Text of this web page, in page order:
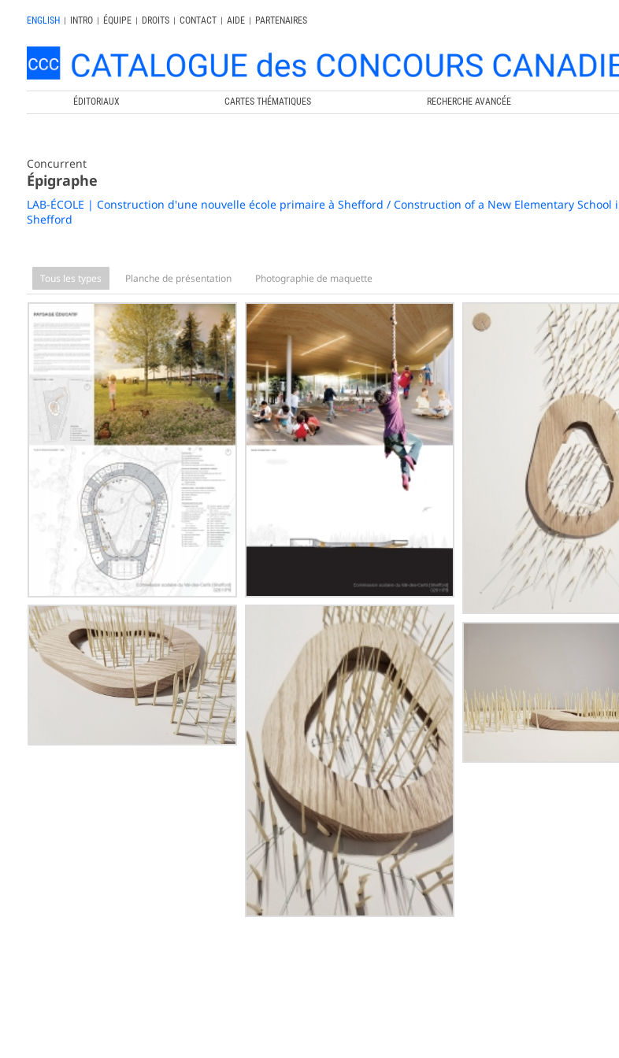
ENGLISH | INTRO | ÉQUIPE | DROITS | CONTACT | AIDE |
PARTENAIRES
ÉDITORIAUX CARTES THÉMATIQUES RECHERCHE AVANCÉE
Concurrent
Épigraphe
LAB-ÉCOLE | Construction d'une nouvelle école primaire à Shefford / Construction of a New Elementary School
Shefford
Tous les types Planche de présentation Photographie de maquette